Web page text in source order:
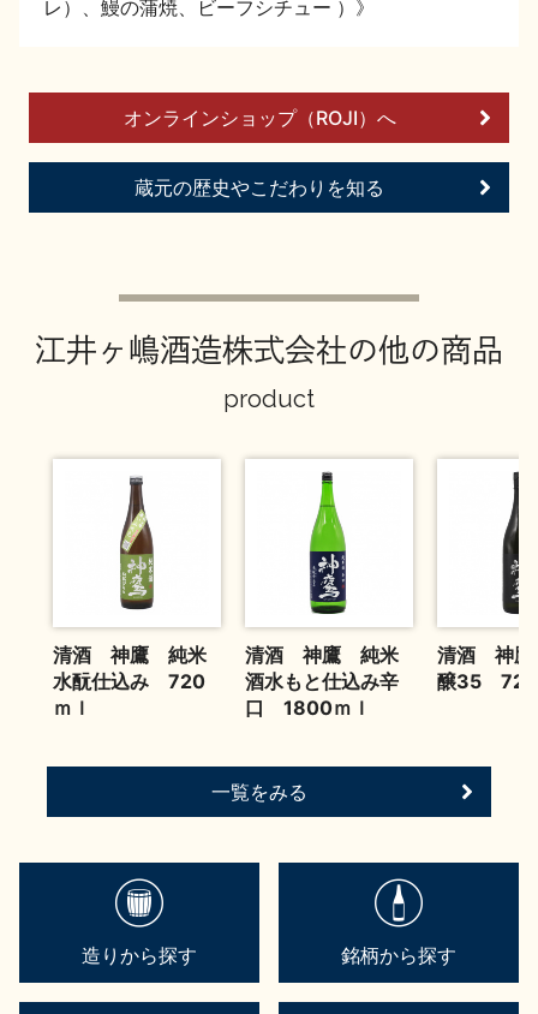
お問い合わせ
レ）、鰻の蒲焼、ビーフシチュー ）》
オンラインショップ（ROJI）へ
蔵元の歴史やこだわりを知る
江井ヶ嶋酒造株式会社の他の商品
product
清酒 神鷹 純米
水酛仕込み 720
ｍｌ
清酒 神鷹 純米
酒水もと仕込み辛
口 1800ｍｌ
清酒 神
醸35
一覧をみる
造りから探す 銘柄から探す